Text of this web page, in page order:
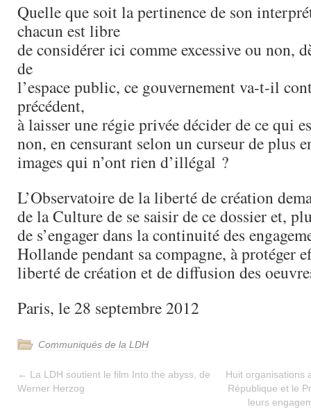
Quelle que soit la pertinence de son
chacun est libre
de considérer ici comme excessive ou non,
de
l’espace public, ce gouvernement va-t-il
précédent,
à laisser une régie privée décider de ce qui
non, en censurant selon un curseur de plus
images qui n’ont rien d’illégal ?
L’Observatoire de la liberté de création
de la Culture de se saisir de ce dossier et,
de s’engager dans la continuité des
Hollande pendant sa compagne, à protéger
liberté de création et de diffusion des
Paris, le 28 septembre 2012
Communiqués de la LDH
← La LDH soutient le film Into the abyss, de
Werner Herzog
Huit organisations
République et le
leurs